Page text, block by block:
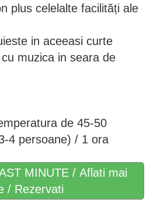
plus celelalte facilități ale
in aceeasi curte
muzica in seara de
de 45-50
4 persoane) / 1 ora
MINUTE / Aflati mai
/ Rezervati